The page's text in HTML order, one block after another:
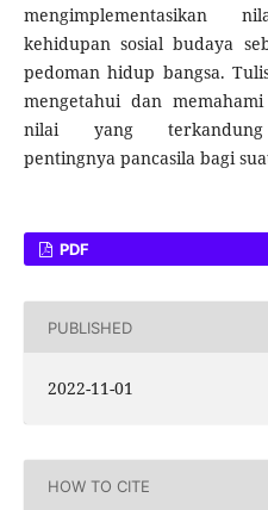
mengimplementasikan
kehidupan sosial budaya
pedoman hidup bangsa.
mengetahui dan
nilai yang
pentingnya pancasila bagi
PDF
PUBLISHED
2022-11-01
HOW TO CITE